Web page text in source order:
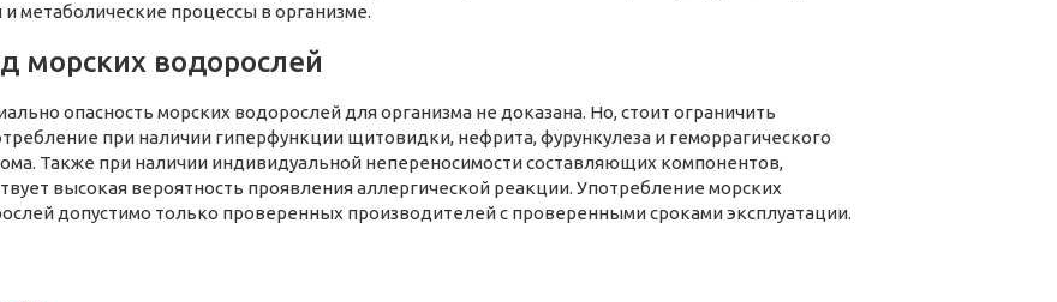
метаболические процессы в организме.
морских водорослей
опасность морских водорослей для организма не доказана. Но, стоит ограничить
при наличии гиперфункции щитовидки, нефрита, фурункулеза и геморрагического
Также при наличии индивидуальной непереносимости составляющих компонентов,
высокая вероятность проявления аллергической реакции. Употребление морских
допустимо только проверенных производителей с проверенными сроками эксплуатации.